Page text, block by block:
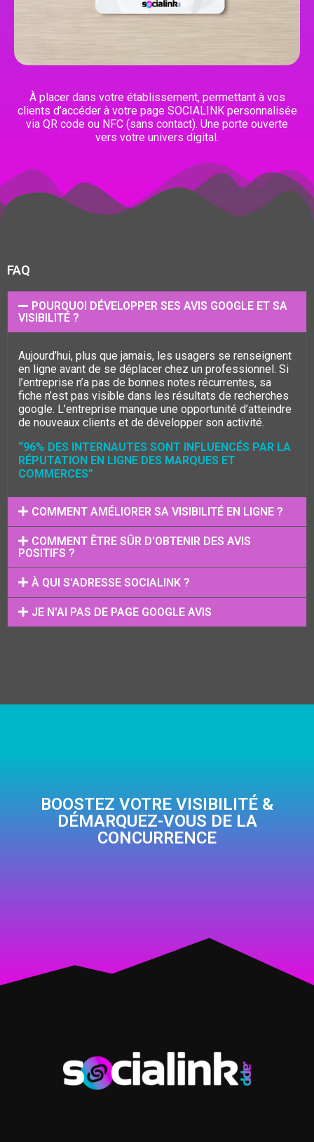
À placer dans votre établissement, permettant à vos
clients d’accéder à votre page SOCIALINK personnalisée
via QR code ou NFC (sans contact). Une porte ouverte
vers votre univers digital.
FAQ
POURQUOI DÉVELOPPER SES AVIS GOOGLE ET SA
VISIBILITÉ ?
Aujourd’hui, plus que jamais, les usagers se renseignent
en ligne avant de se déplacer chez un professionnel. Si
l’entreprise n’a pas de bonnes notes récurrentes, sa
fiche n’est pas visible dans les résultats de recherches
google. L’entreprise manque une opportunité d’atteindre
de nouveaux clients et de développer son activité.
“96% DES INTERNAUTES SONT INFLUENCÉS PAR LA
RÉPUTATION EN LIGNE DES MARQUES ET
COMMERCES”
COMMENT AMÉLIORER SA VISIBILITÉ EN LIGNE ?
COMMENT ÊTRE SÛR D'OBTENIR DES AVIS
POSITIFS ?
À QUI S'ADRESSE SOCIALINK ?
JE N'AI PAS DE PAGE GOOGLE AVIS
BOOSTEZ VOTRE VISIBILITÉ &
DÉMARQUEZ-VOUS DE LA
CONCURRENCE